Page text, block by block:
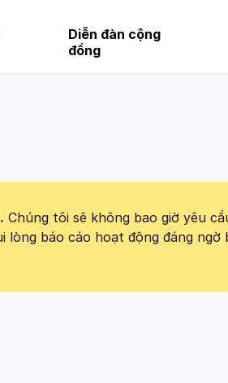
Diễn đàn cộng
đồng
Chúng tôi sẽ không bao giờ yêu
lòng báo cáo hoạt động đáng